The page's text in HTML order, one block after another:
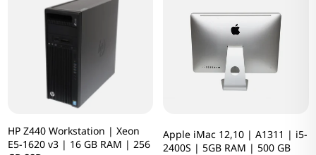
HP Z440 Workstation | Xeon
E5-1620 v3 | 16 GB RAM | 256
Apple iMac 12,10 | A1311 | i5-
2400S | 5GB RAM | 500 GB